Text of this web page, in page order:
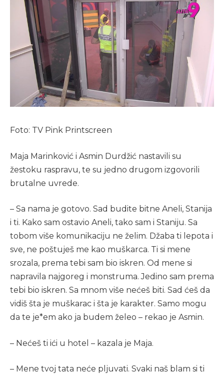
Foto: TV Pink Printscreen
Maja Marinković i Asmin Durdžić nastavili su
žestoku raspravu, te su jedno drugom izgovorili
brutalne uvrede.
– Sa nama je gotovo. Sad budite bitne Aneli, Stanija
i ti. Kako sam ostavio Aneli, tako sam i Staniju. Sa
tobom više komunikaciju ne želim. Džaba ti lepota i
sve, ne poštuješ me kao muškarca. Ti si mene
srozala, prema tebi sam bio iskren. Od mene si
napravila najgoreg i monstruma. Jedino sam prema
tebi bio iskren. Sa mnom više nećeš biti. Sad ćeš da
vidiš šta je muškarac i šta je karakter. Samo mogu
da te je*em ako ja budem želeo – rekao je Asmin.
– Nećeš ti ići u hotel – kazala je Maja.
– Mene tvoj tata neće pljuvati. Svaki naš blam si ti